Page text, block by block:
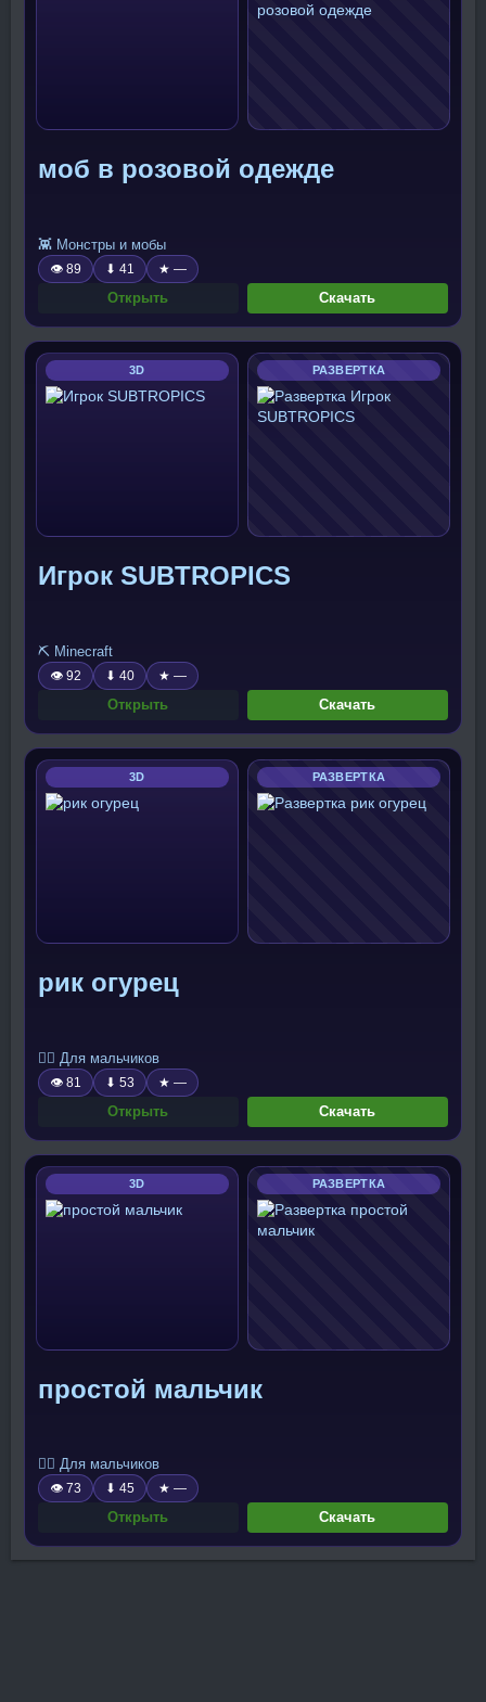
моб в розовой одежде
👾 Монстры и мобы
👁 89 ⬇ 41 ★ —
Открыть Скачать
3D РАЗВЕРТКА
Игрок SUBTROPICS
⛏️ Minecraft
👁 92 ⬇ 40 ★ —
Открыть Скачать
3D РАЗВЕРТКА
рик огурец
🧍‍♂️ Для мальчиков
👁 81 ⬇ 53 ★ —
Открыть Скачать
3D РАЗВЕРТКА
простой мальчик
🧍‍♂️ Для мальчиков
👁 73 ⬇ 45 ★ —
Открыть Скачать